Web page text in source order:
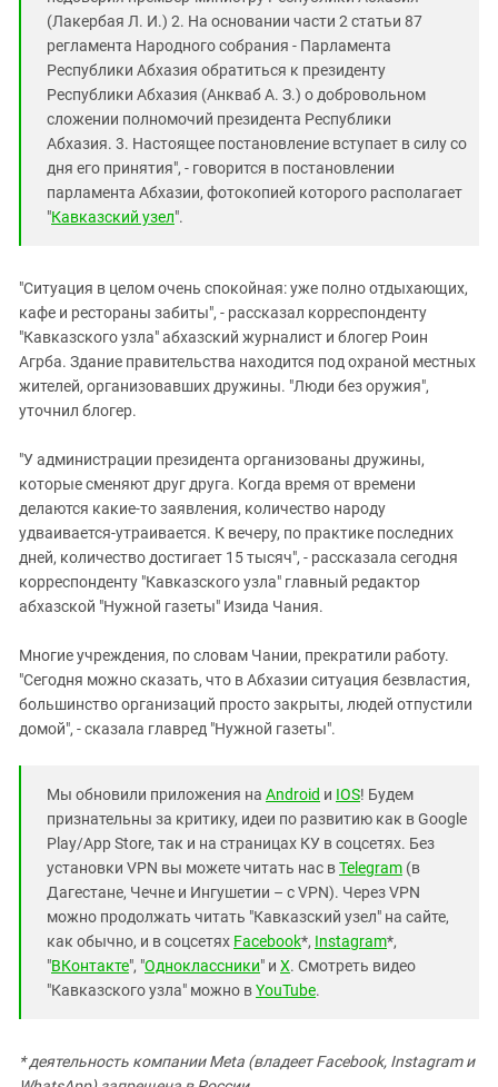
(Лакербая Л. И.) 2. На основании части 2 статьи 87
регламента Народного собрания - Парламента
Республики Абхазия обратиться к президенту
Республики Абхазия (Анкваб А. З.) о добровольном
сложении полномочий президента Республики
Абхазия. 3. Настоящее постановление вступает в силу со
дня его принятия", - говорится в постановлении
парламента Абхазии, фотокопией которого располагает
"Кавказский узел".
"Ситуация в целом очень спокойная: уже полно отдыхающих,
кафе и рестораны забиты", - рассказал корреспонденту
"Кавказского узла" абхазский журналист и блогер Роин
Агрба. Здание правительства находится под охраной местных
жителей, организовавших дружины. "Люди без оружия",
уточнил блогер.
"У администрации президента организованы дружины,
которые сменяют друг друга. Когда время от времени
делаются какие-то заявления, количество народу
удваивается-утраивается. К вечеру, по практике последних
дней, количество достигает 15 тысяч", - рассказала сегодня
корреспонденту "Кавказского узла" главный редактор
абхазской "Нужной газеты" Изида Чания.
Многие учреждения, по словам Чании, прекратили работу.
"Сегодня можно сказать, что в Абхазии ситуация безвластия,
большинство организаций просто закрыты, людей отпустили
домой", - сказала главред "Нужной газеты".
Мы обновили приложения на Android и IOS! Будем
признательны за критику, идеи по развитию как в Google
Play/App Store, так и на страницах КУ в соцсетях. Без
установки VPN вы можете читать нас вTelegram (в
Дагестане, Чечне и Ингушетии – с VPN). Через VPN
можно продолжать читать "Кавказский узел" на сайте,
как обычно, и в соцсетях Facebook*, Instagram*,
"ВКонтакте", "Одноклассники" и X. Смотреть видео
"Кавказского узла" можно вYouTube.
* деятельность компании Meta (владеет Facebook, Instagram и